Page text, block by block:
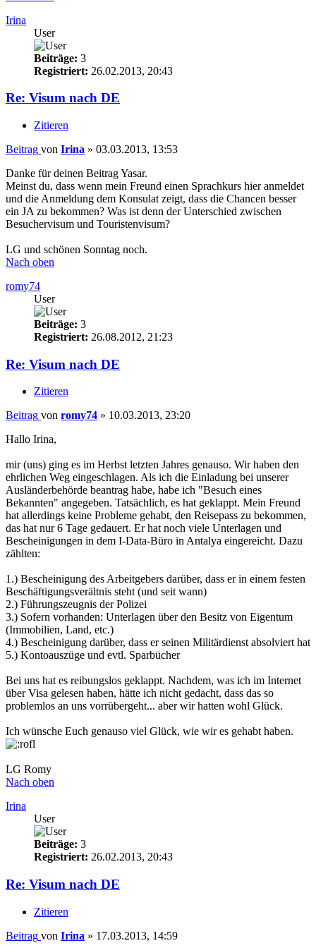
Irina
User
Beiträge: 3
Registriert: 26.02.2013, 20:43
Re: Visum nach DE
Zitieren
Beitrag von Irina » 03.03.2013, 13:53
Danke für deinen Beitrag Yasar.
Meinst du, dass wenn mein Freund einen Sprachkurs hier anmeldet
und die Anmeldung dem Konsulat zeigt, dass die Chancen besser
ein JA zu bekommen? Was ist denn der Unterschied zwischen
Besuchervisum und Touristenvisum?
LG und schönen Sonntag noch.
Nach oben
romy74
User
Beiträge: 3
Registriert: 26.08.2012, 21:23
Re: Visum nach DE
Zitieren
Beitrag von romy74 » 10.03.2013, 23:20
Hallo Irina,
mir (uns) ging es im Herbst letzten Jahres genauso. Wir haben den
ehrlichen Weg eingeschlagen. Als ich die Einladung bei unserer
Ausländerbehörde beantrag habe, habe ich "Besuch eines
Bekannten" angegeben. Tatsächlich, es hat geklappt. Mein Freund
hat allerdings keine Probleme gehabt, den Reisepass zu bekommen,
das hat nur 6 Tage gedauert. Er hat noch viele Unterlagen und
Bescheinigungen in dem I-Data-Büro in Antalya eingereicht. Dazu
zählten:
1.) Bescheinigung des Arbeitgebers darüber, dass er in einem festen
Beschäftigungsverältnis steht (und seit wann)
2.) Führungszeugnis der Polizei
3.) Sofern vorhanden: Unterlagen über den Besitz von Eigentum
(Immobilien, Land, etc.)
4.) Bescheinigung darüber, dass er seinen Militärdienst absolviert hat
5.) Kontoauszüge und evtl. Sparbücher
Bei uns hat es reibungslos geklappt. Nachdem, was ich im Internet
über Visa gelesen haben, hätte ich nicht gedacht, dass das so
problemlos an uns vorrübergeht... aber wir hatten wohl Glück.
Ich wünsche Euch genauso viel Glück, wie wir es gehabt haben.
LG Romy
Nach oben
Irina
User
Beiträge: 3
Registriert: 26.02.2013, 20:43
Re: Visum nach DE
Zitieren
Beitrag von Irina » 17.03.2013, 14:59